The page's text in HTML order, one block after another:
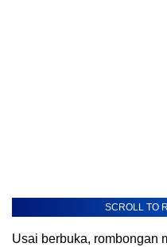
SCROLL TO
Usai berbuka, rombongan